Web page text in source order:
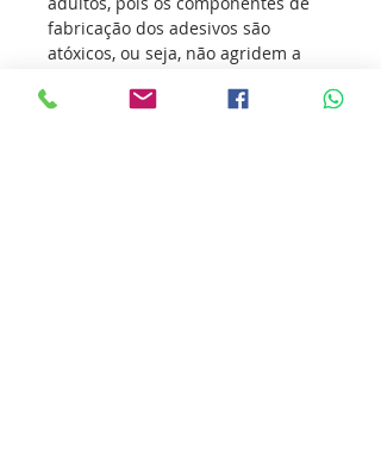
fabricação dos adesivos são
atóxicos, ou seja, não agridem a
ambiente.